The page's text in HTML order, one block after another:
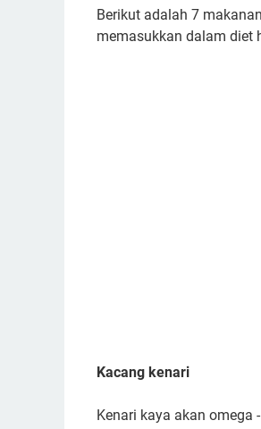
Berikut adalah 7
memasukkan dalam diet
Kacang kenari
Kenari kaya akan omega